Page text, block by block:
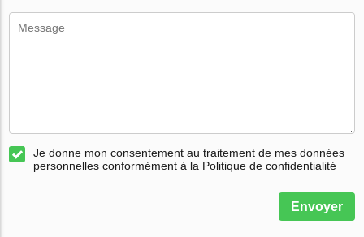
Je donne mon consentement au traitement de mes données
personnelles conformément à la Politique de confidentialité
Envoyer